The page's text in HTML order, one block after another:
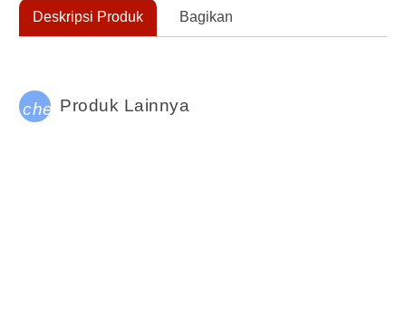
Deskripsi Produk Bagikan
check_circle_outline
Produk Lainnya